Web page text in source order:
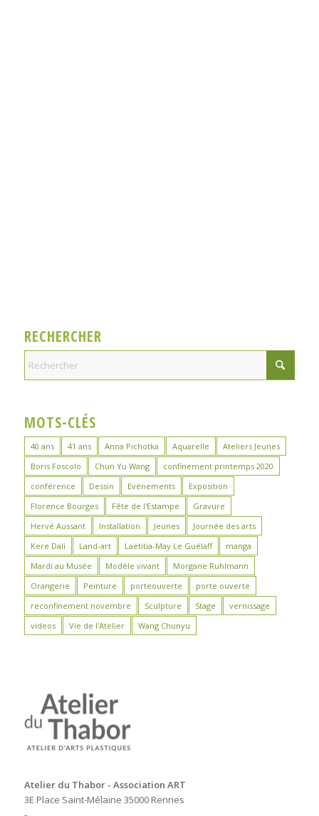
RECHERCHER
MOTS-CLÉS
40 ans 41 ans Anna Pichotka Aquarelle
Ateliers Jeunes
Boris Foscolo
Chun Yu Wang
confinement printemps 2020
conférence
Dessin Evénements
Exposition
Florence Bourges
Fête de l'Estampe
Gravure
Hervé Aussant
Installation Jeunes
Journée des arts
Kere Dali
Land-art Laëtitia-May Le Guélaff
manga
Mardi au Musée
Modèle vivant
Morgane Ruhlmann
Orangerie
Peinture porteouverte
porte ouverte
reconfinement novembre
Sculpture Stage
vernissage
videos
Vie de l'Atelier Wang Chunyu
Atelier du Thabor - Association ART
3E Place Saint-Mélaine 35000 Rennes